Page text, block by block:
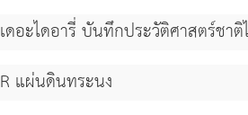
เดอะไดอารี่ บันทึกประวัติศาสตร์ชา
R แผ่นดินทระนง